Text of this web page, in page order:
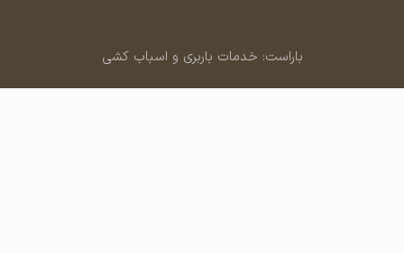
باراست: خدمات باربری و اسباب کشی